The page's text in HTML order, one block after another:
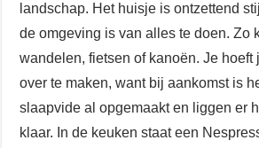
landschap. Het huisje is ontzettend
de omgeving is van alles te doen. Zo
wandelen, fietsen of kanoën. Je hoeft
over te maken, want bij aankomst is
slaapvide al opgemaakt en liggen er
klaar. In de keuken staat een